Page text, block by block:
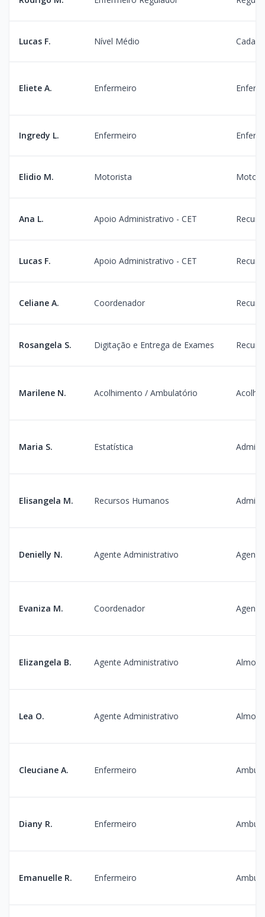
Lucas F. Nível Médio
Eliete A. Enfermeiro
Ingredy L. Enfermeiro
Elidio M. Motorista
Ana L. Apoio Administrativo - CET
Lucas F. Apoio Administrativo - CET
Celiane A. Coordenador
Rosangela S. Digitação e Entrega de Exames
Marilene N. Acolhimento / Ambulatório
Maria S. Estatística
Elisangela M. Recursos Humanos
Denielly N. Agente Administrativo
Evaniza M. Coordenador
Elizangela B. Agente Administrativo
Lea O. Agente Administrativo
Cleuciane A. Enfermeiro
Diany R. Enfermeiro
Emanuelle R. Enfermeiro